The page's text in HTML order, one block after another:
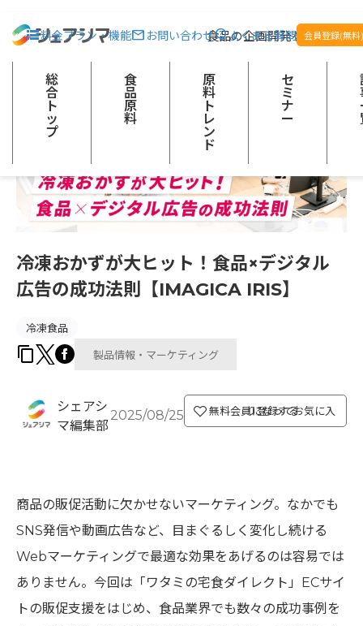
食品の企画開発をサポート
料金プラン・機能 お問い合わせ よくある質問 会員登録(無料)
総
合
ト
ッ
プ
食
品
原
料
原
料
ト
レ
ン
ド
セ
ミ
ナ
ー
冷凍おかずが大ヒット！食品×デジタル
広告の成功法則【IMAGICA IRIS】
冷凍食品
製品情報・マーケティング
シェアシ
マ編集部
2025/08/25 無料会員になってお気に入り登録する
商品の販促活動に欠かせないマーケティング。なかでも
SNS発信や動画広告など、目まぐるしく変化し続ける
Webマーケティングで最適な効果をあげるのは容易では
ありません。今回は「ワタミの宅食ダイレクト」ECサイ
トの販促支援をはじめ、食品業界でも数々の成功事例を